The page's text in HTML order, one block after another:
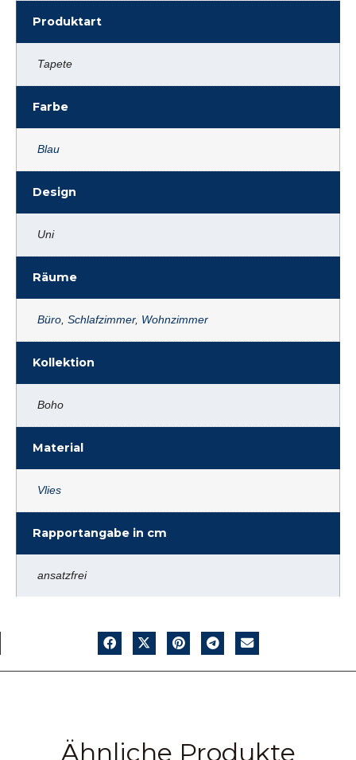
Produktart
Tapete
Farbe
Blau
Design
Uni
Räume
Büro, Schlafzimmer, Wohnzimmer
Kollektion
Boho
Material
Vlies
Rapportangabe in cm
ansatzfrei
Ähnliche Produkte